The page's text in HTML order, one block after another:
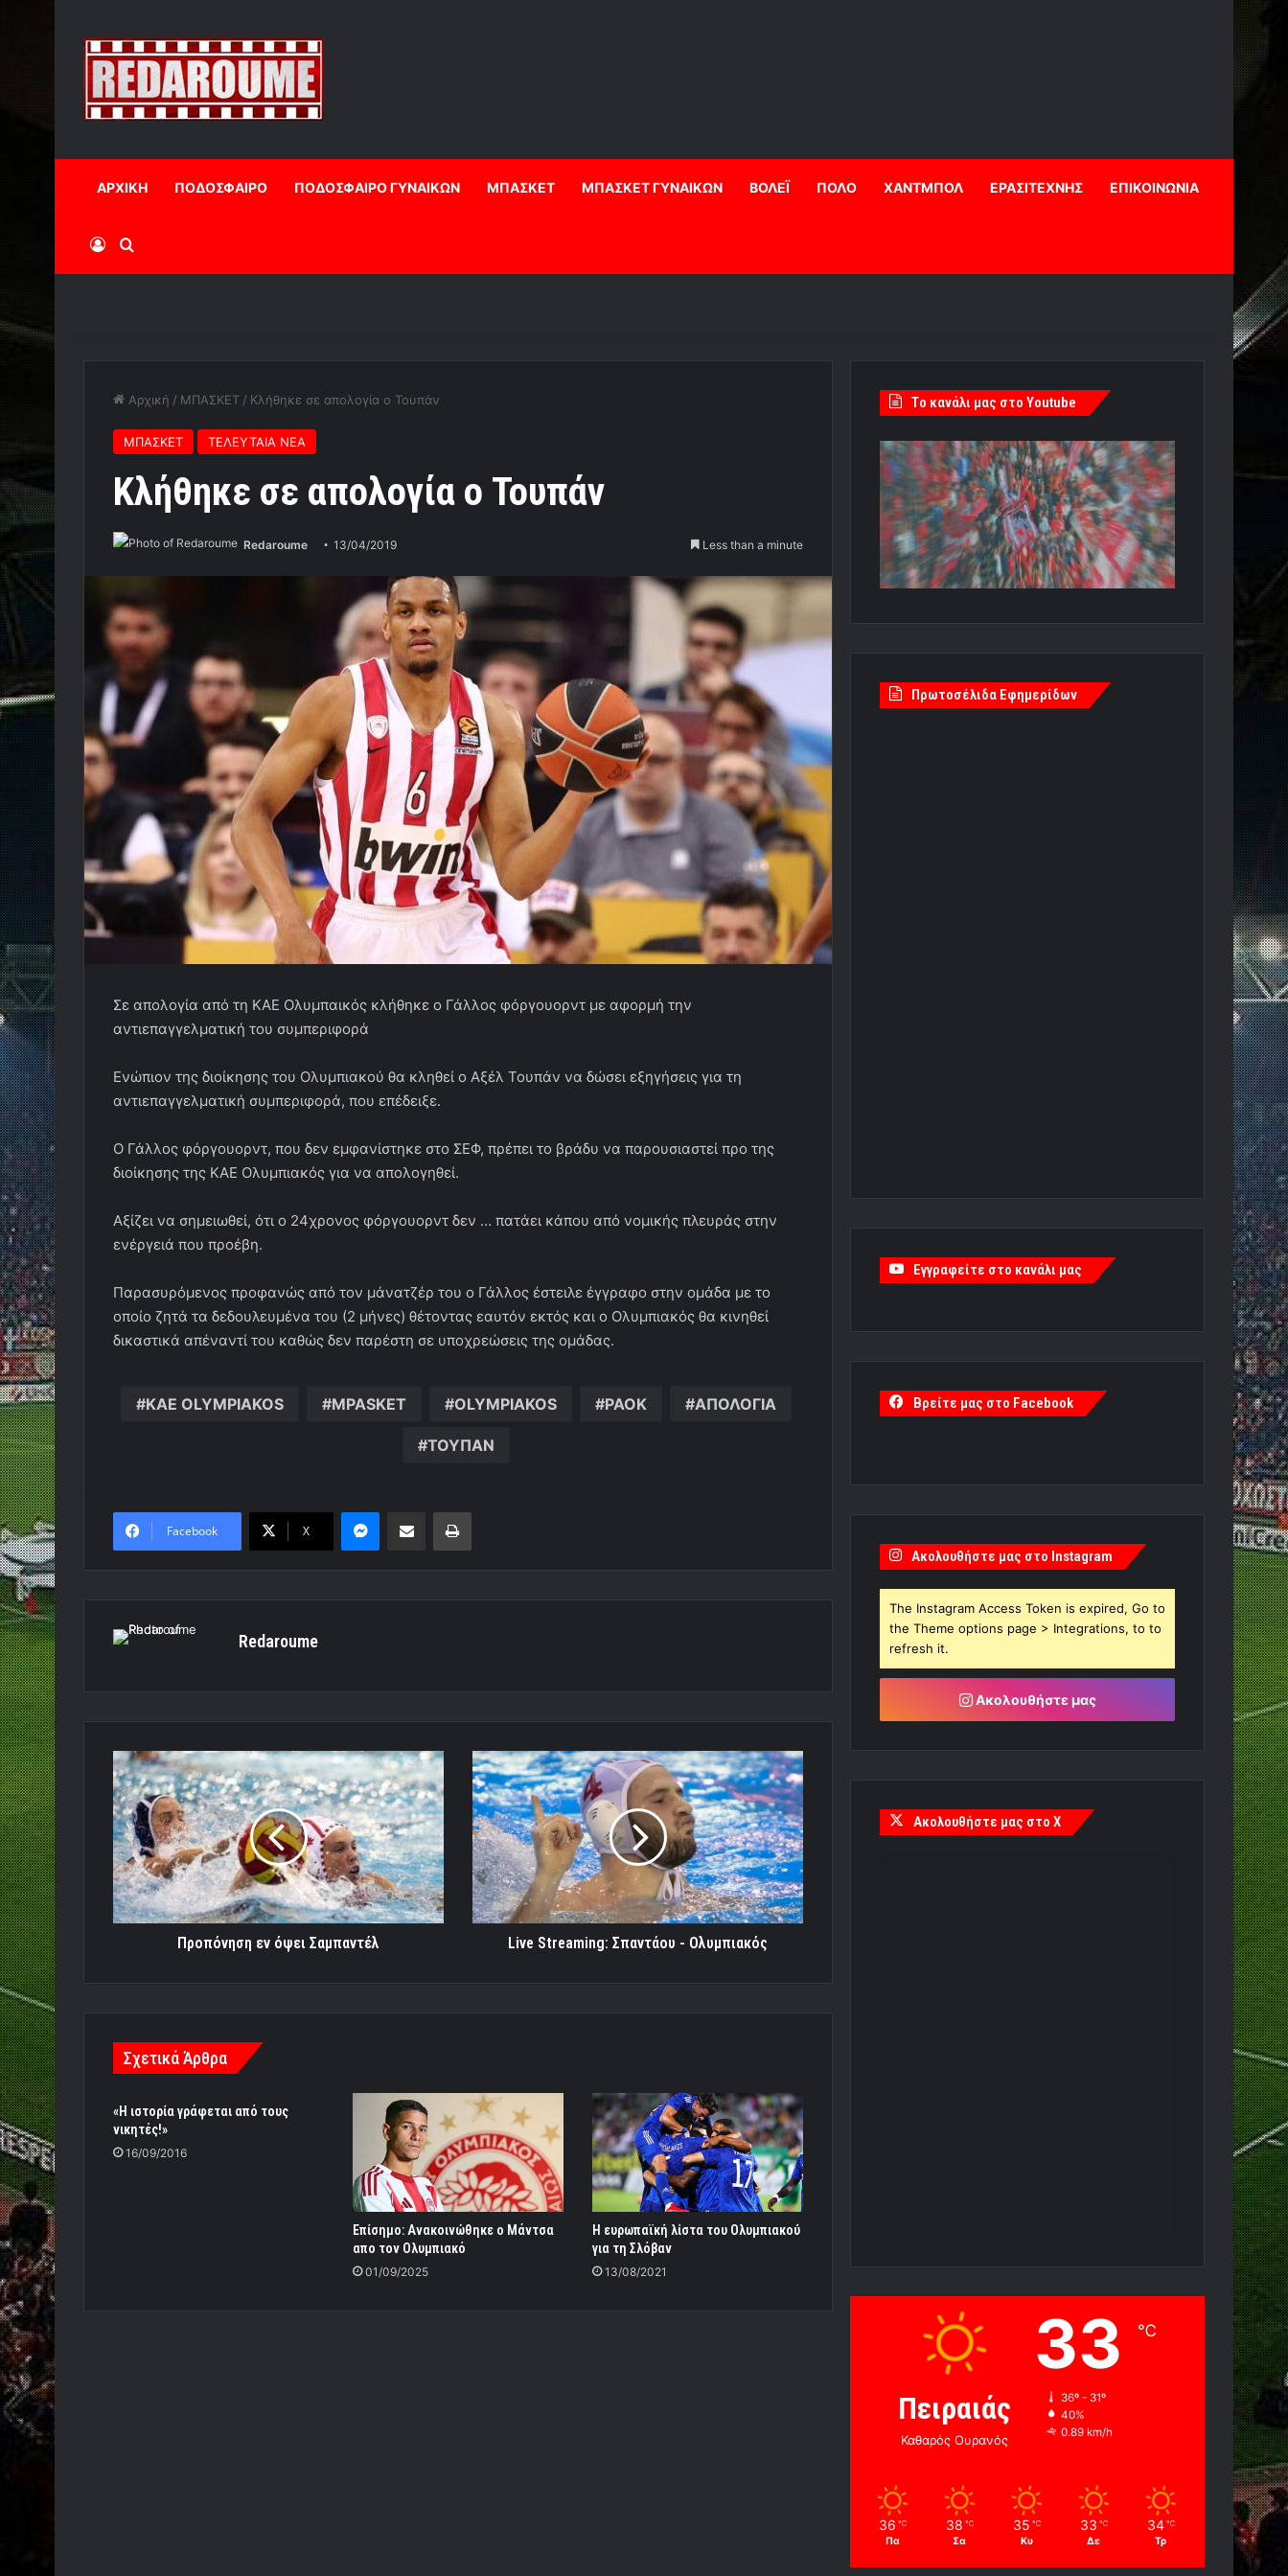
ΑΡΧΙΚΗ ΠΟΔΟΣΦΑΙΡΟ ΠΟΔΟΣΦΑΙΡΟ ΓΥΝΑΙΚΩΝ ΜΠΑΣΚΕΤ ΜΠΑΣΚΕΤ ΓΥΝΑΙΚΩΝ ΒΟΛΕΪ ΠΟΛΟ ΧΑΝΤΜΠΟΛ ΕΡΑΣΙΤΕΧΝΗΣ ΕΠΙΚΟΙΝΩΝΙΑ
Log InΑναζήτηση
Αρχική / ΜΠΑΣΚΕΤ / Κλήθηκε σε απολογία ο Τουπάν
ΜΠΑΣΚΕΤ ΤΕΛΕΥΤΑΙΑ ΝΕΑ
Κλήθηκε σε απολογία ο Τουπάν
Redaroume 13/04/2019 Less than a minute
Σε απολογία από τη ΚΑΕ Ολυμπαικός κλήθηκε ο Γάλλος φόργουορντ με αφορμή την
αντιεπαγγελματική του συμπεριφορά
Ενώπιον της διοίκησης του Ολυμπιακού θα κληθεί ο Αξέλ Τουπάν να δώσει εξηγήσεις για τη
αντιεπαγγελματική συμπεριφορά, που επέδειξε.
Ο Γάλλος φόργουορντ, που δεν εμφανίστηκε στο ΣΕΦ, πρέπει το βράδυ να παρουσιαστεί προ της
διοίκησης της ΚΑΕ Ολυμπιακός για να απολογηθεί.
Αξίζει να σημειωθεί, ότι ο 24χρονος φόργουορντ δεν … πατάει κάπου από νομικής πλευράς στην
ενέργειά που προέβη.
Παρασυρόμενος προφανώς από τον μάνατζέρ του ο Γάλλος έστειλε έγγραφο στην ομάδα με το
οποίο ζητά τα δεδουλευμένα του (2 μήνες) θέτοντας εαυτόν εκτός και ο Ολυμπιακός θα κινηθεί
δικαστικά απέναντί του καθώς δεν παρέστη σε υποχρεώσεις της ομάδας.
KAE OLYMPIAKOS MPASKET OLYMPIAKOS PAOK ΑΠΟΛΟΓΙΑ
ΤΟΥΠΑΝ
Facebook X
MessengerΚοινοποίηση μέσω ηλεκτρονικού ταχυδρομείουΕκτύπωση
Redaroume
Προπόνηση
εν
όψει
Σαμπαντέλ
Προπόνηση εν όψει Σαμπαντέλ
Live
Streaming:
Σπαντάου
-
Ολυμπιακός
Live Streaming: Σπαντάου - Ολυμπιακός
Σχετικά Άρθρα
«Η ιστορία γράφεται από τους
νικητές!»
16/09/2016
Επίσημο: Ανακοινώθηκε ο Μάντσα
απο τον Ολυμπιακό
01/09/2025
Η ευρωπαϊκή λίστα του Ολυμπιακού
για τη Σλόβαν
13/08/2021
Tο κανάλι μας στο Youtube
Πρωτοσέλιδα Εφημερίδων
Εγγραφείτε στο κανάλι μας
Βρείτε μας στο Facebook
Ακολουθήστε μας στο Instagram
The Instagram Access Token is expired, Go to
the Theme options page > Integrations, to to
refresh it.
Ακολουθήστε μας
Ακολουθήστε μας στο X
Πειραιάς
Καθαρός Ουρανός
33 ℃
36º - 31º
40%
0.89 km/h
36 ℃
Πα
38 ℃
Σα
35 ℃
Κυ
33 ℃
Δε
34 ℃
Τρ